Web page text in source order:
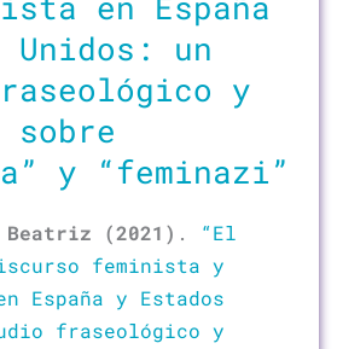
Unidos: un
y
y “feminazi”
Beatriz (2021) . “El
feminista y
España y Estados
fraseológico y